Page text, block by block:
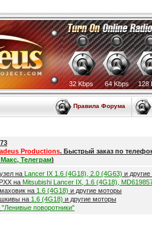
32 Kbps 64 Kbps 128
Правила Форума
Productions. Быстрый заказ по
Телеграм)
на Lancer IX 1.6 (4G18), 2.0 (4G63) и
на Mitsubishi Lancer IX, 1.6 (4G18),
на 1.6 (4G18) и другие моторы
на 1.6 (4G18) и другие моторы
"Ленивые поворотники"